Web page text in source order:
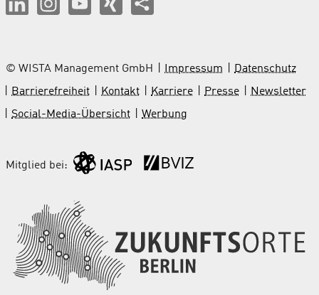
© WISTA Management GmbH Impressum
Datenschutz
Barrierefreiheit
Kontakt Karriere Presse
Newsletter
Social-Media-Übersicht
Werbung
Mitglied bei: